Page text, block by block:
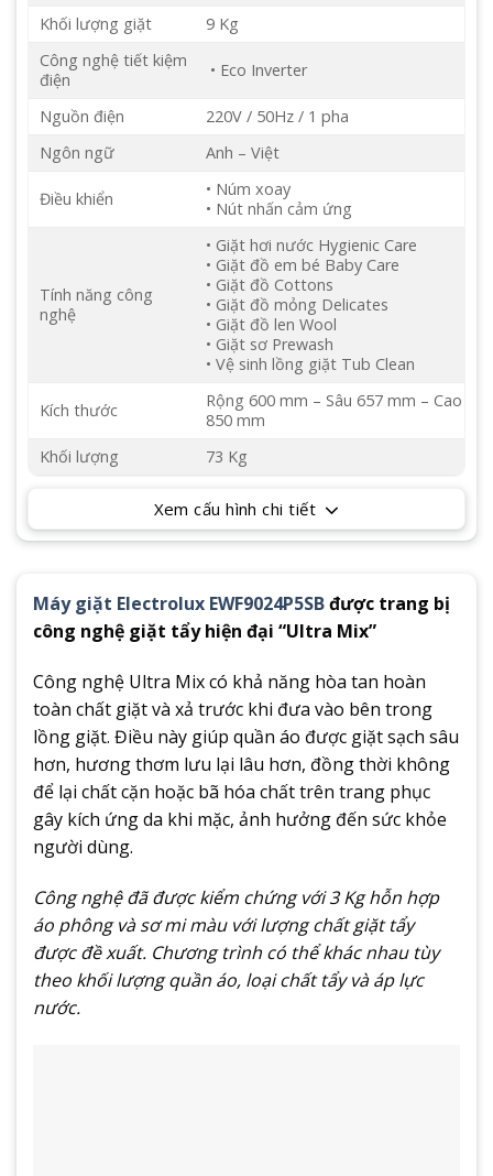
Máy giặt Electrolux EWF9024P5SBđược trang bị
công nghệ giặt tẩy hiện đại “Ultra Mix”
Công nghệ Ultra Mix có khả năng hòa tan hoàn
toàn chất giặt và xả trước khi đưa vào bên trong
lồng giặt. Điều này giúp quần áo được giặt sạch sâu
hơn, hương thơm lưu lại lâu hơn, đồng thời không
để lại chất cặn hoặc bã hóa chất trên trang phục
gây kích ứng da khi mặc, ảnh hưởng đến sức khỏe
người dùng.
Công nghệ đã được kiểm chứng với 3 Kg hỗn hợp
áo phông và sơ mi màu với lượng chất giặt tẩy
được đề xuất. Chương trình có thể khác nhau tùy
theo khối lượng quần áo, loại chất tẩy và áp lực
nước.
Khối lượng giặt
9 Kg
Công nghệ tiết kiệm
điện
• Eco Inverter
Nguồn điện
220V / 50Hz / 1 pha
Ngôn ngữ
Anh – Việt
Điều khiển
• Núm xoay
• Nút nhấn cảm ứng
Tính năng công
nghệ
• Giặt hơi nước Hygienic Care
• Giặt đồ em bé Baby Care
• Giặt đồ Cottons
• Giặt đồ mỏng Delicates
• Giặt đồ len Wool
• Giặt sơ Prewash
• Vệ sinh lồng giặt Tub Clean
Kích thước
Rộng 600 mm – Sâu 657 mm – Cao
850 mm
Khối lượng
73 Kg
Xem cấu hình chi tiết